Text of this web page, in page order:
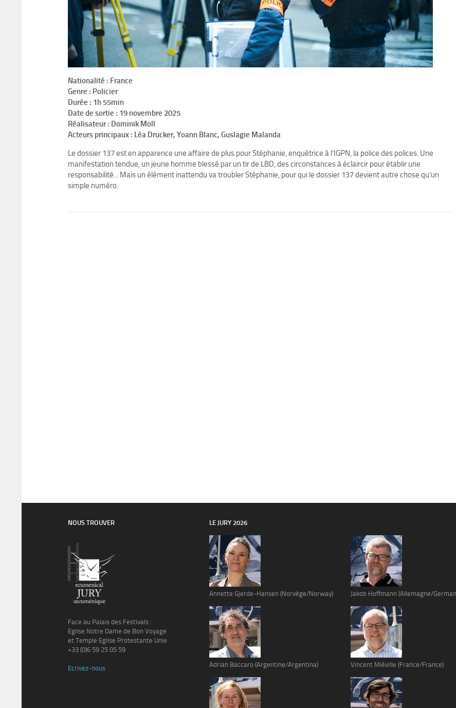
Nationalité : France
Genre : Policier
Durée : 1h 55min
Date de sortie : 19 novembre 2025
Réalisateur : Dominik Moll
Acteurs principaux : Léa Drucker, Yoann Blanc, Guslagie Malanda
Le dossier 137 est en apparence une affaire de plus pour Stéphanie, enquêtrice à l’IGPN, la police des polices. Une
manifestation tendue, un jeune homme blessé par un tir de LBD, des circonstances à éclaircir pour établir une
responsabilité... Mais un élément inattendu va troubler Stéphanie, pour qui le dossier 137 devient autre chose qu’un
simple numéro.
NOUS TROUVER
Face au Palais des Festivals :
Eglise Notre Dame de Bon Voyage
et Temple Eglise Protestante Unie
+33 (0)6 59 25 05 59
Ecrivez-nous
LE JURY 2026
Annette Gjerde-Hansen (Norvège/Norway)
Adrian Baccaro (Argentine/Argentina)
Jakob Hoffmann (Allemagne/
Vincent Miéville (France/France)